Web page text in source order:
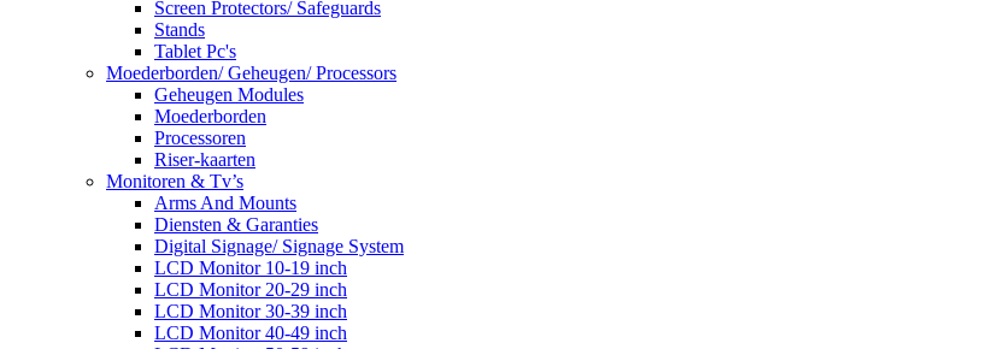
Screen Protectors/ Safeguards
Stands
Tablet Pc's
Moederborden/ Geheugen/ Processors
Geheugen Modules
Moederborden
Processoren
Riser-kaarten
Monitoren & Tv’s
Arms And Mounts
Diensten & Garanties
Digital Signage/ Signage System
LCD Monitor 10-19 inch
LCD Monitor 20-29 inch
LCD Monitor 30-39 inch
LCD Monitor 40-49 inch